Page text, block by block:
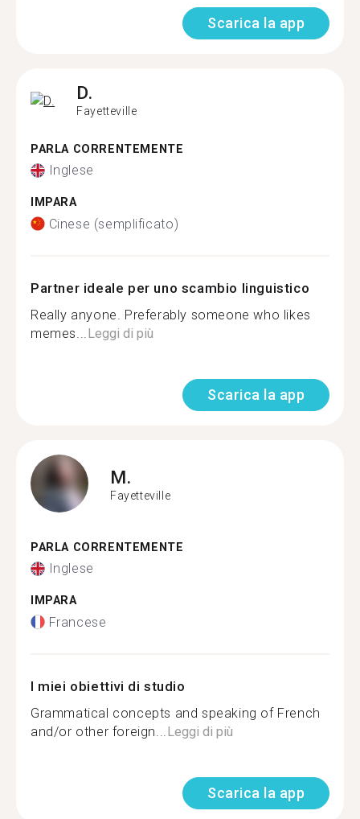
Scarica la app
D.
Fayetteville
PARLA CORRENTEMENTE
Inglese
IMPARA
Cinese (semplificato)
Partner ideale per uno scambio linguistico
Really anyone. Preferably someone who likes
memes... Leggi di più
Scarica la app
M.
Fayetteville
PARLA CORRENTEMENTE
Inglese
IMPARA
Francese
I miei obiettivi di studio
Grammatical concepts and speaking of French
and/or other foreign... Leggi di più
Scarica la app